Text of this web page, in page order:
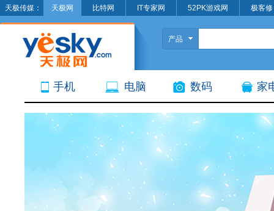
天极传媒： 天极网 比特网 IT专家网 52PK游戏网 极客修
产品
手机 电脑 数码 家